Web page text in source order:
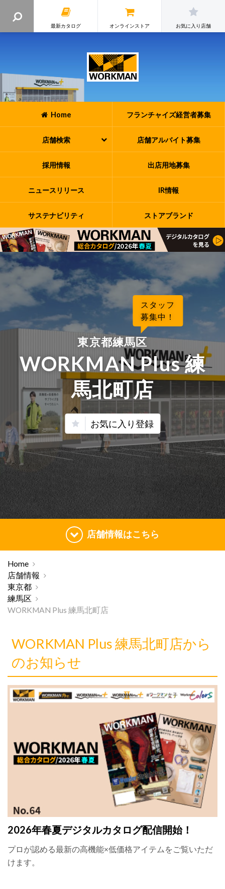
最新カタログ オンラインストア お気に入り店舗
Home フランチャイズ経営者募集
店舗検索 店舗アルバイト募集
採用情報 出店用地募集
ニュースリリース IR情報
サステナビリティ ストアブランド
スタッフ
募集中！
東京都練馬区
WORKMAN Plus 練
馬北町店
お気に入り登録
店舗情報はこちら
Home
店舗情報
東京都
練馬区
WORKMAN Plus 練馬北町店
WORKMAN Plus 練馬北町店から
のお知らせ
2026年春夏デジタルカタログ配信開始！
プロが認める最新の高機能×低価格アイテムをご覧いただ
けます。